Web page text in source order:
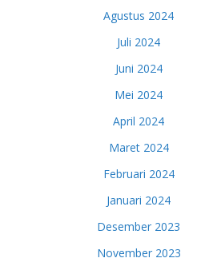
Agustus 2024
Juli 2024
Juni 2024
Mei 2024
April 2024
Maret 2024
Februari 2024
Januari 2024
Desember 2023
November 2023